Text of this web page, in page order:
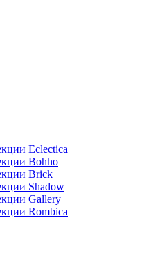
Eclectica
Bohho
Brick
Shadow
Gallery
Rombica